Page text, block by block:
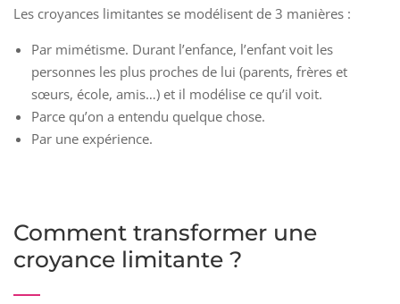
Les croyances limitantes se modélisent de 3 manières :
Par mimétisme. Durant l’enfance, l’enfant voit les
personnes les plus proches de lui (parents, frères et
sœurs, école, amis…) et il modélise ce qu’il voit.
Parce qu’on a entendu quelque chose.
Par une expérience.
Comment transformer une
croyance limitante ?